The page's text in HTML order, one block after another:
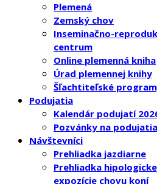
Plemená
Zemský chov
Inseminačno-
centrum
Online plemenná kniha
Úrad plemennej knihy
Šľachtiteľské
Podujatia
Kalendár podujatí
Pozvánky na podujatia
Návštevníci
Prehliadka jazdiarne
Prehliadka
expozície chovu koní